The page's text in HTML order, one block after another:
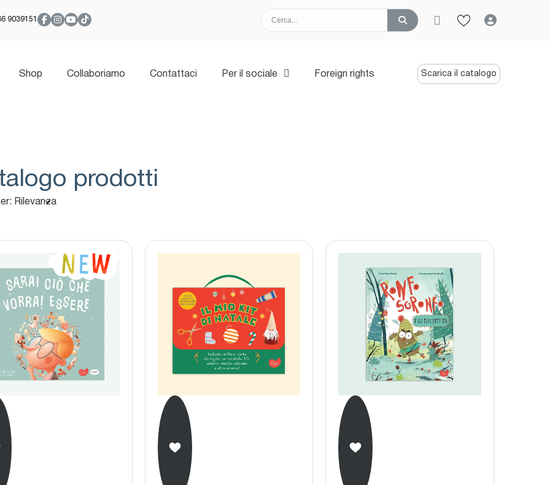
9039151
Shop Collaboriamo Contattaci Per il sociale Foreign rights Scarica il catalogo
prodotti
Rilevanza